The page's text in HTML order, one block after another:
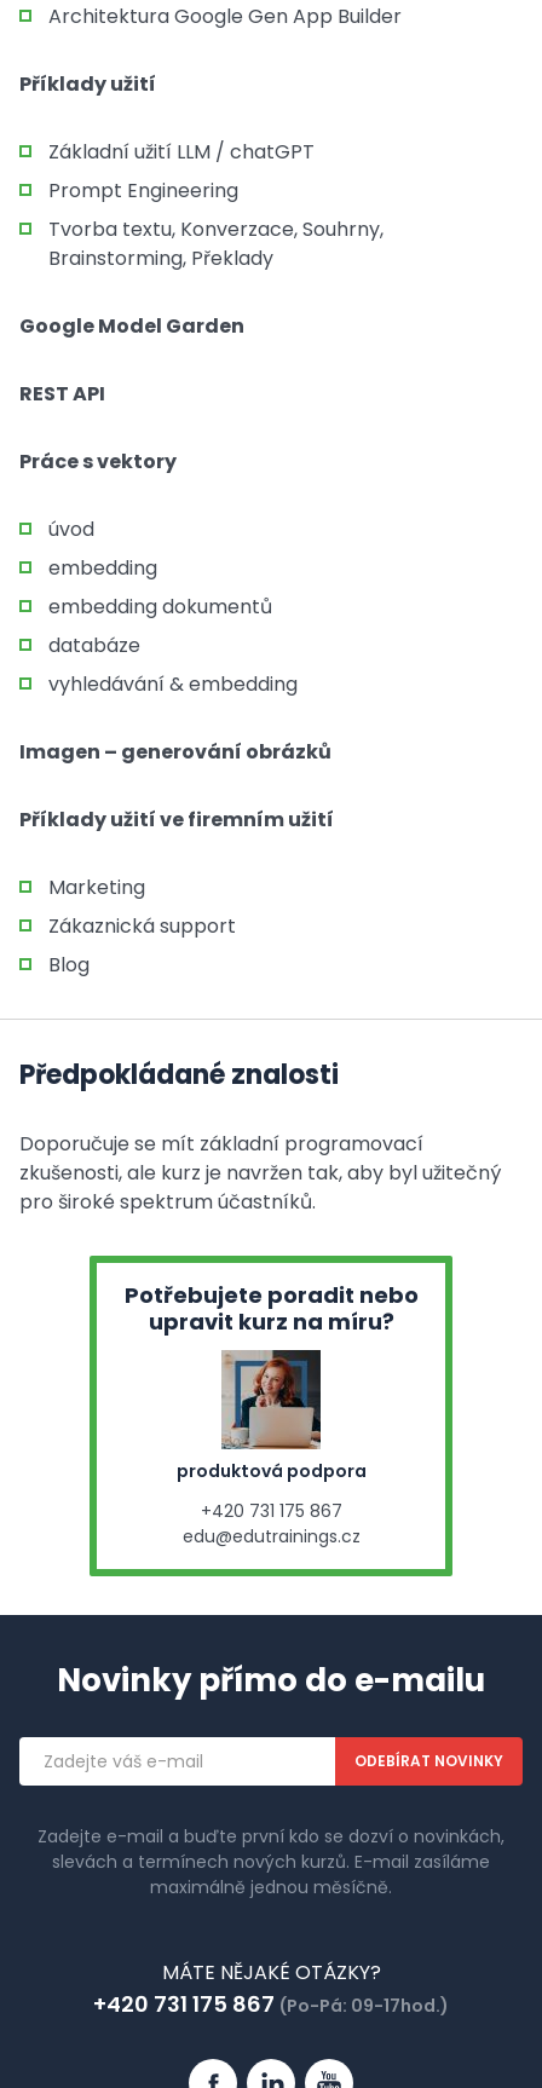
Architektura Google Gen App Builder
Příklady užití
Základní užití LLM / chatGPT
Prompt Engineering
Tvorba textu, Konverzace, Souhrny,
Brainstorming, Překlady
Google Model Garden
REST API
Práce s vektory
úvod
embedding
embedding dokumentů
databáze
vyhledávání & embedding
Imagen – generování obrázků
Příklady užití ve firemním užití
Marketing
Zákaznická support
Blog
Předpokládané znalosti
Doporučuje se mít základní programovací
zkušenosti, ale kurz je navržen tak, aby byl užitečný
pro široké spektrum účastníků.
Potřebujete poradit nebo
upravit kurz na míru?
produktová podpora
+420 731 175 867
edu@edutrainings.cz
Novinky přímo do e-mailu
Emailová
adresa
Zadejte e-mail a buďte první kdo se dozví o novinkách,
slevách a termínech nových kurzů. E-mail zasíláme
maximálně jednou měsíčně.
MÁTE NĚJAKÉ OTÁZKY?
+420 731 175 867 (Po-Pá: 09-17hod.)